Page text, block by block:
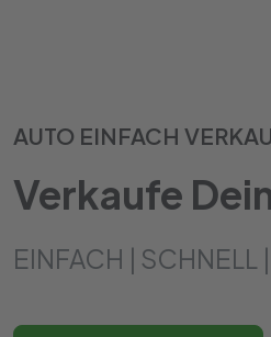
AUTO EINFACH
Verkaufe
EINFACH | SCHNELL